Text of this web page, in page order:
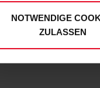
NOTWENDIGE
ZULASSEN